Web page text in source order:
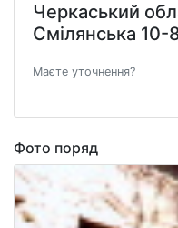
Черкаський
Смілянська 10-
Маєте уточнення?
Фото поряд
Share